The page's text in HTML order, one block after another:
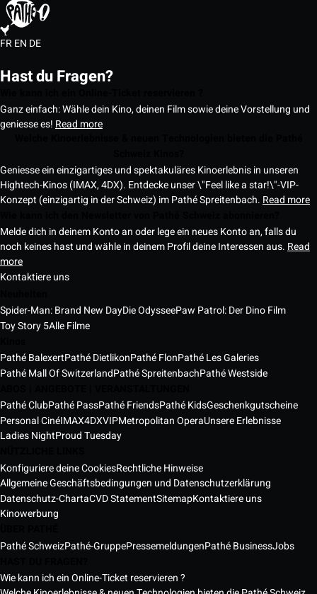
FREN DE
Hast du Fragen?
Ganz einfach: Wähle dein Kino, deinen Film sowie deine Vorstellung und
geniesse es! Read more
Geniesse ein einzigartiges und spektakuläres Kinoerlebnis in unseren
Hightech-Kinos (IMAX, 4DX). Entdecke unser \"Feel like a star!\"-VIP-
Konzept (einzigartig in der Schweiz) im Pathé Spreitenbach. Read more
Melde dich in deinem Konto an oder lege ein neues Konto an, falls du
noch keines hast und wähle in deinem Profil deine Interessen aus. Read
more
Kontaktiere uns
Spider-Man: Brand New DayDie OdysseePaw Patrol: Der Dino Film
Toy Story 5Alle Filme
Pathé BalexertPathé DietlikonPathé FlonPathé Les Galeries
Pathé Mall Of SwitzerlandPathé SpreitenbachPathé Westside
Pathé ClubPathé PassPathé FriendsPathé KidsGeschenkgutscheine
Personal CinéIMAX4DXVIPMetropolitan OperaUnsere Erlebnisse
Ladies NightProud Tuesday
Konfiguriere deine CookiesRechtliche Hinweise
Allgemeine Geschäftsbedingungen und Datenschutzerklärung
Datenschutz-ChartaCVD StatementSitemapKontaktiere uns
Kinowerbung
Pathé SchweizPathé-GruppePressemeldungenPathé BusinessJobs
Wie kann ich ein Online-Ticket reservieren ?